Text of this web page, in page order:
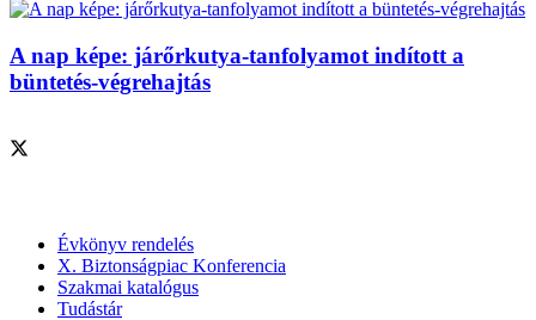
A nap képe: járőrkutya-tanfolyamot indított a
büntetés-végrehajtás
Évkönyv rendelés
X. Biztonságpiac Konferencia
Szakmai katalógus
Tudástár